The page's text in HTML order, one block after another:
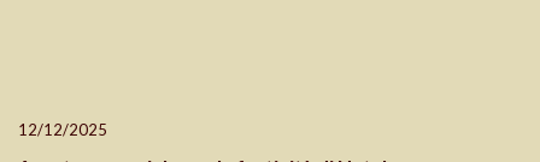
12/12/2025